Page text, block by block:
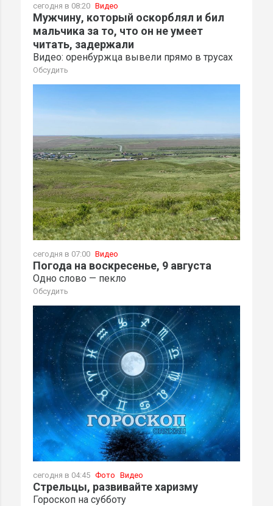
сегодня в 08:20 Видео
Мужчину, который оскорблял и бил
мальчика за то, что он не умеет
читать, задержали
Видео: оренбуржца вывели прямо в трусах
Обсудить
сегодня в 07:00 Видео
Погода на воскресенье, 9 августа
Одно слово — пекло
Обсудить
сегодня в 04:45 Фото Видео
Стрельцы, развивайте харизму
Гороскоп на субботу